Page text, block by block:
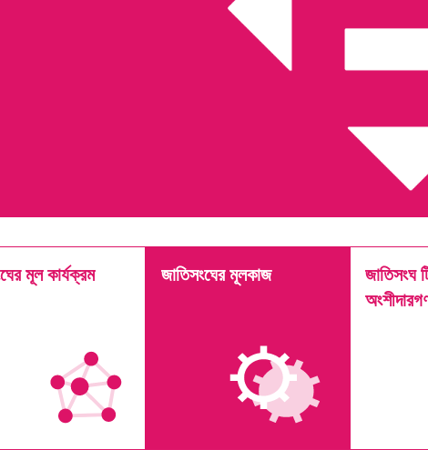
মূল কার্যক্রম জাতিসংঘের মূলকাজ
জাতিসংঘ